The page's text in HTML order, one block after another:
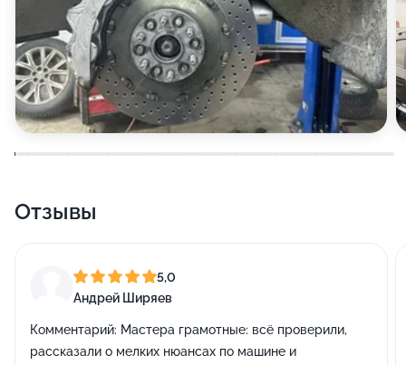
Отзывы
5,0
Андрей Ширяев
Комментарий: Мастера грамотные: всё проверили,
рассказали о мелких нюансах по машине и